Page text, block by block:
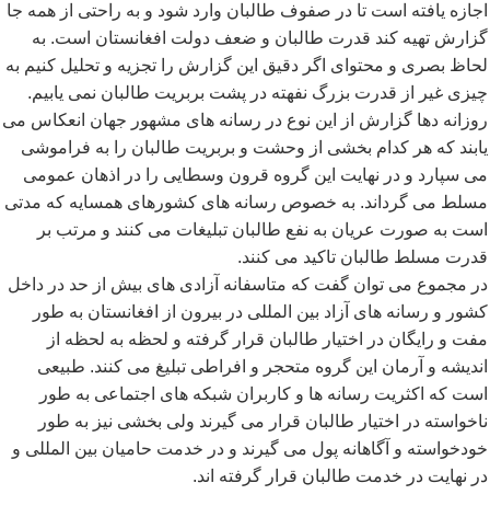
اجازه یافته است تا در صفوف طالبان وارد شود و به راحتی از همه جا
گزارش تهیه کند قدرت طالبان و ضعف دولت افغانستان است. به
لحاظ بصری و محتوای اگر دقیق این گزارش را تجزیه و تحلیل کنیم به
چیزی غیر از قدرت بزرگ نفهته در پشت بربریت طالبان نمی یابیم.
روزانه دها گزارش از این نوع در رسانه های مشهور جهان انعکاس می
یابند که هر کدام بخشی از وحشت و بربریت طالبان را به فراموشی
می سپارد و در نهایت این گروه قرون وسطایی را در اذهان عمومی
مسلط می گرداند. به خصوص رسانه های کشورهای همسایه که مدتی
است به صورت عریان به نفع طالبان تبلیغات می کنند و مرتب بر
قدرت مسلط طالبان تاکید می کنند.
در مجموع می توان گفت که متاسفانه آزادی های بیش از حد در داخل
کشور و رسانه های آزاد بین المللی در بیرون از افغانستان به طور
مفت و رایگان در اختیار طالبان قرار گرفته و لحظه به لحظه از
اندیشه و آرمان این گروه متحجر و افراطی تبلیغ می کنند. طبیعی
است که اکثریت رسانه ها و کاربران شبکه های اجتماعی به طور
ناخواسته در اختیار طالبان قرار می گیرند ولی بخشی نیز به طور
خودخواسته و آگاهانه پول می گیرند و در خدمت حامیان بین المللی و
در نهایت در خدمت طالبان قرار گرفته اند.